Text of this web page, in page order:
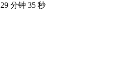
29 分钟 35 秒